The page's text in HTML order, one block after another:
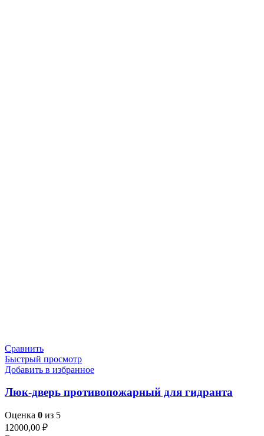
Сравнить
Быстрый просмотр
Добавить в избранное
Люк-дверь противопожарный для гидранта
Оценка 0 из 5
12000,00 ₽